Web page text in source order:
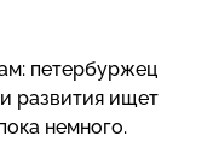
петербуржец
развития ищет
немного.